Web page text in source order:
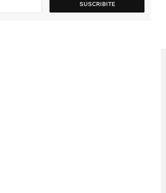
SUSCRIBITE